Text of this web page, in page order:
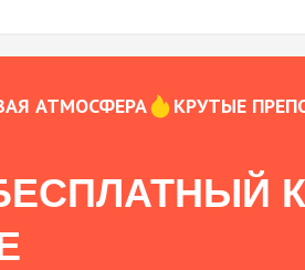
АТМОСФЕРА КРУТЫЕ